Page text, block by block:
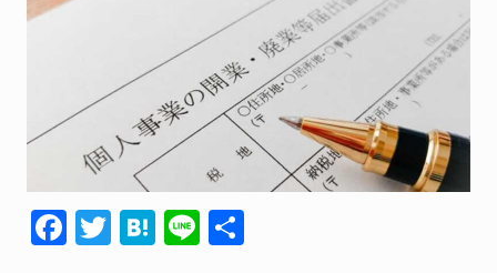
会社生活
会社の仕事全般
会社の人間関係
退職関連
F T H Li